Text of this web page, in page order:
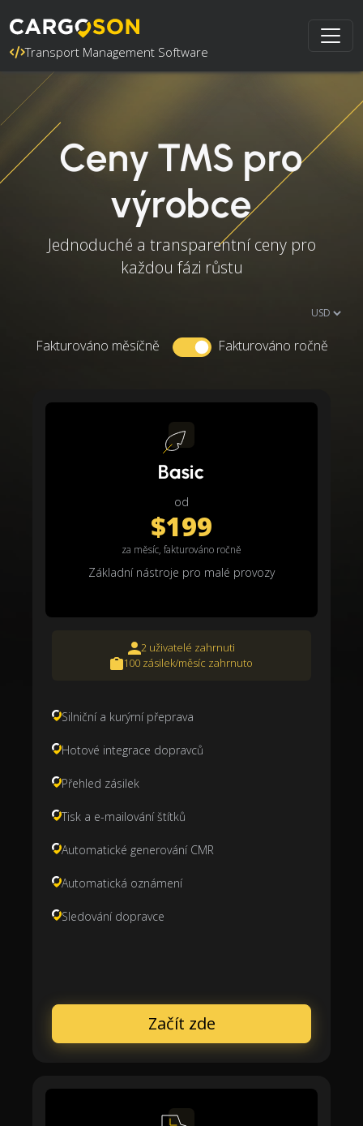
Transport Management Software
Ceny TMS pro
výrobce
Jednoduché a transparentní ceny pro
každou fázi růstu
Fakturováno měsíčně Fakturováno ročně
Basic
od
$199
za měsíc, fakturováno ročně
Základní nástroje pro malé provozy
2 uživatelé zahrnuti
100 zásilek/měsíc zahrnuto
Silniční a kurýrní přeprava
Hotové integrace dopravců
Přehled zásilek
Tisk a e-mailování štítků
Automatické generování CMR
Automatická oznámení
Sledování dopravce
Začít zde